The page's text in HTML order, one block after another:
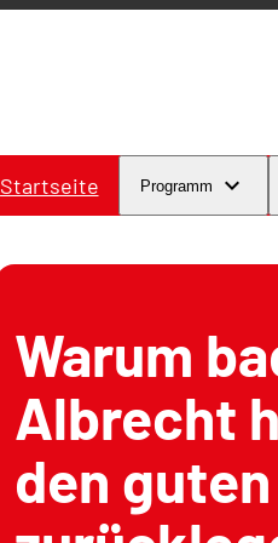
Startseite Programm
Warum
Albrecht
den